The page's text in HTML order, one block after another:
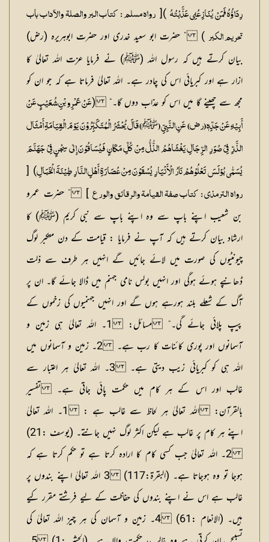
رِدَاؤُہُ فَمَنْ یُنَازِعُنِی عَذَّبْتُہُ)[ رواہ مسلم : کتاب البر والصلۃ والآداب باب
تحریم الکبر) ” حضرت ابو سعید خدری اور حضرت ابوہریرہ (رض)
بیان کرتے ہیں کہ رسول اللہ (ﷺ) نے فرمایا عزت اللہ تعالیٰ کا
ازار ہے اور کبریائی اس کی چادر ہے۔ اللہ تعالیٰ فرماتا ہے کہ جو ان کو
مجھ سے چھینے گا میں اس کو عذاب دوں گا۔“ (عَنْ عَمْرِو بْنِ شُعَیْبٍ عَنْ
أَبِیْہِ عَنْ جَدِّہٖ (رض) عَنِ النَّبِیِّ (ﷺ) قَالَ یُحْشَرُ الْمُتَکَبِّرُوْنَ یَوْمَ الْقِیَامَۃِ أَمْثَال
الذَّرِّ فِیْ صُوَرِ الرِّجَالِ یَغْشَاھُمُ الذُّلُّ مِنْ کُلِّ مَکَانٍ فَیُسَاقُوْنَ إِلٰی سِجْنٍ فِیْ جَھَنَّمَ
یُسَمّٰی بُوْلَسَ تَعْلُوْھُمْ نَارُ الْأَنْیَارِ یُسْقَوْنَ مِنْ عُصَارَۃِ أَھْلِ النَّارِ طِیْنَۃَ الْخَبَالِ) [
رواہ الترمذی : کتاب صفۃ القیامۃ والرقائق والورع] ” حضرت عمرو
بن شعیب اپنے باپ سے وہ اپنے باپ سے نبی کریم (ﷺ) کا
ارشاد بیان کرتے ہیں کہ آپ نے فرمایا : قیامت کے دن متکبر لوگ
چیونٹیوں کی صورت میں لائے جائیں گے انہیں ہر طرف سے ذلت
ڈھانپے ہوئے ہوگی اور انہیں بولس نامی جہنم میں ڈالا جائے گا۔ ان پر
آگ کے شعلے بلند ہورہے ہوں گے اور انہیں جہنمیوں کی زخموں کے
پیپ پلائی جائے گی۔“مسائل:
1۔ اللہ تعالیٰ ہی زمین و
آسمانوں اور پوری کائنات کا رب ہے۔ 2۔ زمین و آسمانوں میں
اللہ ہی کو کبریائی زیب دیتی ہے۔ 3۔ اللہ تعالیٰ ہر اعتبار سے
غالب اور اس کے ہر کام میں حکمت پائی جاتی ہے۔تفسیر
بالقرآن: اللہ تعالیٰ ہر لحاظ سے غالب ہے :
1۔ اللہ تعالیٰ
اپنے ہر کام پر غالب ہے لیکن اکثر لوگ نہیں جانتے۔ (یوسف :21)
2۔ اللہ تعالیٰ جب کسی کام کا ارادہ کرتا ہے تو حکم کرتا ہے کہ
ہوجا تو وہ ہوجاتا ہے۔ (البقرۃ:117) 3 اللہ تعالیٰ اپنے بندوں پر
غالب ہے اس نے اپنے بندوں کی حفاظت کے لیے فرشتے مقرر کیے
ہیں۔ (الانعام :61) 4۔ زمین و آسمان کی ہر چیز اللہ تعالیٰ کی